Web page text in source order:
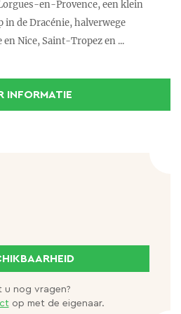
plaatsjes zoals Flayosc,
Een must is ook de
Thoronet.
de Sainte Croix en Grand
op ongeveer 45 km
rijden) heeft markt
en-Provence, een klein
in de Dracénie, halverwege
Nice, Saint-Tropez en ...
INFORMATIE
u nog vragen?
op met de eigenaar.